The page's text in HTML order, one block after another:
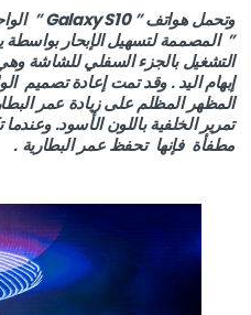
وتحمل هواتف ”Galaxy S10
” المصممة لتسهيل الإبحار بواسطة
التشغيل بالجزء السفلي للشاشة
إبهام اليد . وقد تمت إعادة تصميم
المظهر المظلم على زيادة عمر
تمرير الخلفية باللون الأسود.
مطفأة فإنها تحفظ عمر البطارية .